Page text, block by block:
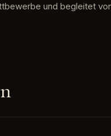
und begleitet